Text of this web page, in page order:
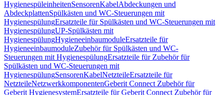
HygienespüleinheitenSensorenKabelAbdeckungen und
AbdeckplattenSpülkästen und WC-Steuerungen mit
HygienespülungErsatzteile für Spülkästen und WC-Steuerungen mit
HygienespülungUP-Spülkästen mit
HygienespülungHygieneeinbaumoduleErsatzteile für
HygieneeinbaumoduleZubehör für Spülkästen und WC-
Steuerungen mit HygienespülungErsatzteile für Zubehör für
Spülkästen und WC-Steuerungen mit
HygienespülungSensorenKabelNetzteileErsatzteile für
NetzteileNetzwerkkomponentenGeberit Connect Zubehör für
Geberit HygienesystemErsatzteile für Geberit Connect Zubehör für